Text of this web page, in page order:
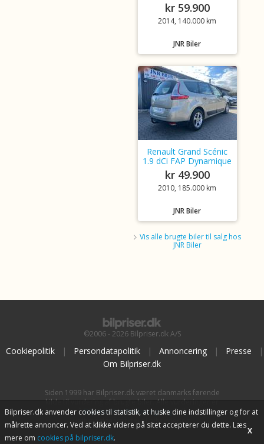
kr 59.900
2014, 140.000 km
JNR Biler
Renault Grand Scénic
1.9 dCi FAP Dynamique
kr 49.900
2010, 185.000 km
JNR Biler
Vis alle brugte biler til salg hos
JNR Biler
©2006 - 2026 Bilpriser.dk A/S
Cookiepolitik | Persondatapolitik | Annoncering | Presse
|
Om Bilpriser.dk
Siden 1999 har Bilpriser.dk været danmarks førende
kilde til vurdering af brugte biler. Alle vurderinger er
baseret påBilpriserPro Prisberegning , bilbranchens
uafhængige værktøj til bilvurdering.
Bilpriser.dk anvender cookies til statistik, at huske dine indstillinger og for at
målrette annoncer. Ved at klikke videre på sitet accepterer du dette. Læs
mere om cookies på bilpriser.dk.
X